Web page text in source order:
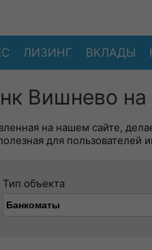
ЛИЗИНГ ВКЛАДЫ
Вишнево на
на нашем сайте,
для пользователей
Тип объекта